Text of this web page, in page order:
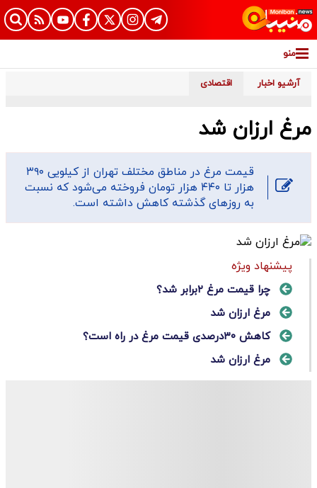
منو
آرشیو اخبار اقتصادی
مرغ ارزان شد
قیمت مرغ در مناطق مختلف تهران از کیلویی ۳۹۰
هزار تا ۴۴۰ هزار تومان فروخته می‌شود که نسبت
به روزهای گذشته کاهش داشته است.
پیشنهاد ویژه
چرا قیمت‌ مرغ ۲برابر شد؟
مرغ ارزان شد
کاهش ۳۰درصدی قیمت مرغ در راه است؟
مرغ ارزان شد